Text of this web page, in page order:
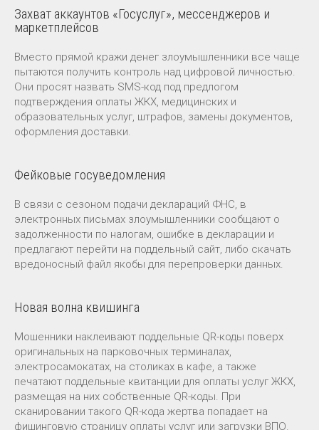
Захват аккаунтов «Госуслуг», мессенджеров и
маркетплейсов
Вместо прямой кражи денег злоумышленники все чаще
пытаются получить контроль над цифровой личностью.
Они просят назвать SMS-код под предлогом
подтверждения оплаты ЖКХ, медицинских и
образовательных услуг, штрафов, замены документов,
оформления доставки.
Фейковые госуведомления
В связи с сезоном подачи деклараций ФНС, в
электронных письмах злоумышленники сообщают о
задолженности по налогам, ошибке в декларации и
предлагают перейти на поддельный сайт, либо скачать
вредоносный файл якобы для перепроверки данных.
Новая волна квишинга
Мошенники наклеивают поддельные QR-коды поверх
оригинальных на парковочных терминалах,
электросамокатах, на столиках в кафе, а также
печатают поддельные квитанции для оплаты услуг ЖКХ,
размещая на них собственные QR-коды. При
сканировании такого QR-кода жертва попадает на
фишинговую страницу оплаты услуг или загрузки ВПО.